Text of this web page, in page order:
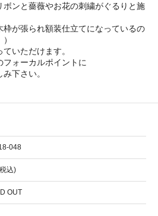
ンと薔薇やお花の刺繍がぐるりと施
枠が張られ額装仕立てになっているの
いただけます。
ォーカルポイントに
下さい。
048
込)
OUT